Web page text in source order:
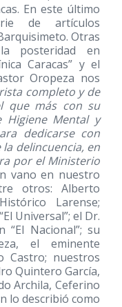
En este último
de artículos
Otras
posteridad en
Caracas” y el
Oropeza nos
completo y de
que más con su
Higiene Mental y
dedicarse con
delincuencia, en
por el Ministerio
vano en nuestro
otros: Alberto
Larense;
Universal”; el Dr.
“El Nacional”; su
el eminente
Castro; nuestros
Quintero García,
Archila, Ceferino
lo describió como